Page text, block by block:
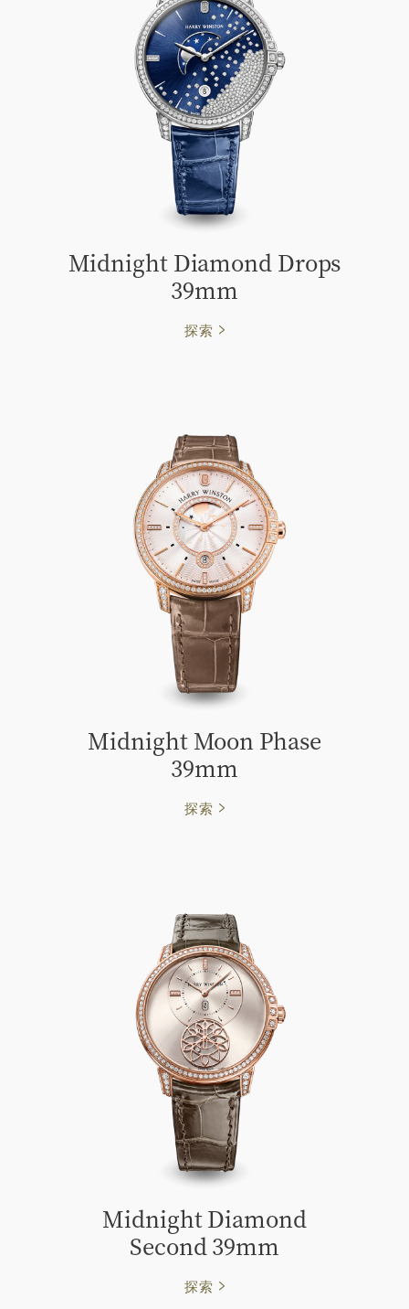
Midnight Diamond Drops
39mm
探索
Midnight Moon Phase
39mm
探索
Midnight Diamond
Second 39mm
探索